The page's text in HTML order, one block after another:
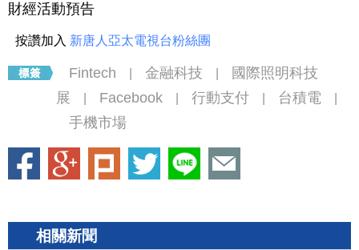
財經活動預告
按讚加入 新唐人亞太電視台粉絲團
Fintech 金融科技
國際照明科技
展
Facebook 行動支付 台積電
手機市場
相關新聞